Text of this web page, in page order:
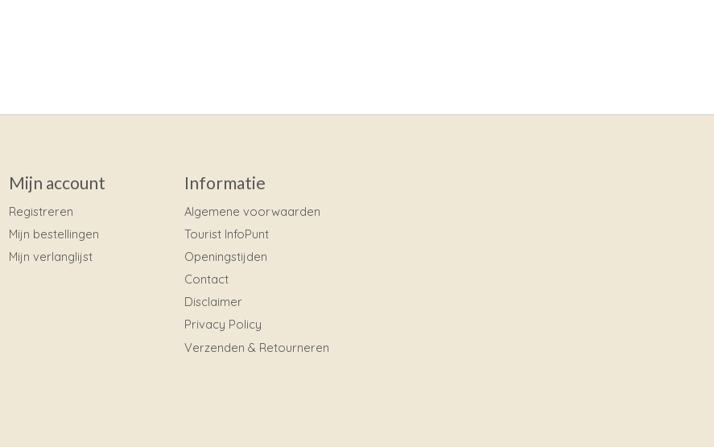
Mijn account
Registreren
Mijn bestellingen
Mijn verlanglijst
Informatie
Algemene voorwaarden
Tourist InfoPunt
Openingstijden
Contact
Disclaimer
Privacy Policy
Verzenden & Retourneren